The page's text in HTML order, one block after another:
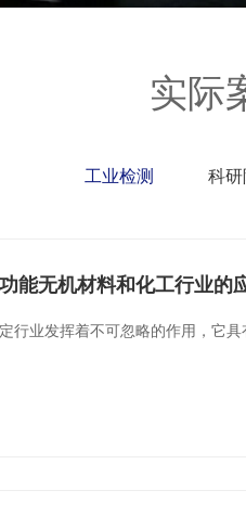
实际
工业检测 科
能无机材料和化工行业的
行业发挥着不可忽略的作用，它